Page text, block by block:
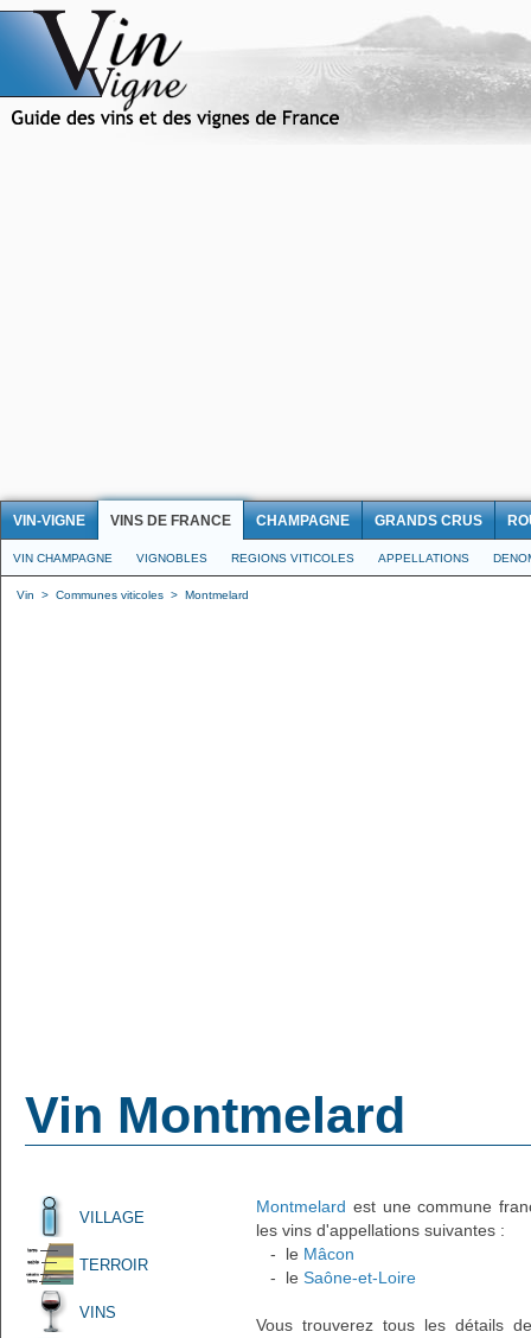
VIN-VIGNE VINS DE FRANCE CHAMPAGNE GRANDS CRUS
VIN CHAMPAGNE VIGNOBLES REGIONS VITICOLES APPELLATIONS
Vin > Communes viticoles > Montmelard
Vin Montmelard
VILLAGE
TERROIR
VINS
Montmelard est une commune
les vins d'appellations suivantes :
- le Mâcon
- le Saône-et-Loire
Vous trouverez tous les détails